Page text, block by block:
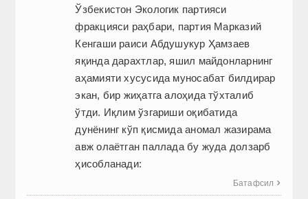
Ўзбекистон Экологик партияси
фракцияси раҳбари, партия Марказий
Кенгаши раиси Абдушукур Ҳамзаев
яқинда дарахтлар, яшил майдонларнинг
аҳамияти хусусида муносабат билдирар
экан, бир жиҳатга алоҳида тўхталиб
ўтди. Иқлим ўзгариши оқибатида
дунёнинг кўп қисмида аномал жазирама
авж олаётган паллада бу жуда долзарб
ҳисобланади:
Батафсил 